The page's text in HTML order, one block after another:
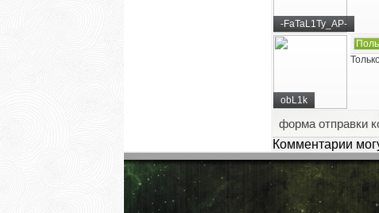
-FaTaL1Ty_AP-
obL1k
форма отправки
Комментарии